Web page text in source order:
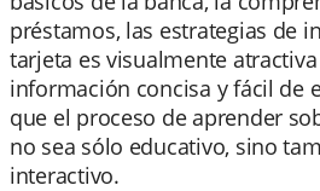
préstamos, las estrategias de
tarjeta es visualmente
información concisa y fácil de
que el proceso de aprender
no sea sólo educativo, sino
interactivo.